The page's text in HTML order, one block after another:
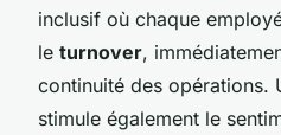
inclusif où chaque
le turnover,
continuité des opérations.
stimule également le